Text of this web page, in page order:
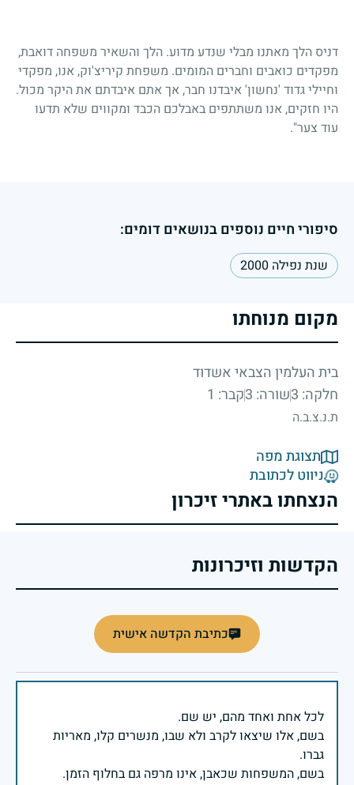
דניס הלך מאתנו מבלי שנדע מדוע. הלך והשאיר משפחה דואבת,
מפקדים כואבים וחברים המומים. משפחת קיריצ'וק, אנו, מפקדי
וחיילי גדוד 'נחשון' איבדנו חבר, אך אתם איבדתם את היקר מכול.
היו חזקים, אנו משתתפים באבלכם הכבד ומקווים שלא תדעו
עוד צער".
סיפורי חיים נוספים בנושאים דומים:
שנת נפילה 2000
מקום מנוחתו
בית העלמין הצבאי אשדוד
חלקה: 3
שורה: 3 קבר: 1
ת.נ.צ.ב.ה
תצוגת מפה
ניווט לכתובת
הנצחתו באתרי זיכרון
הקדשות וזיכרונות
כתיבת הקדשה אישית
בשם, אלו שיצאו לקרב ולא שבו, מנשרים קלו, מאריות